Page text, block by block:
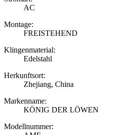
AC
Montage:
FREISTEHEND
Klingenmaterial:
Edelstahl
Herkunftsort:
Zhejiang, China
Markenname:
KÖNIG DER LÖWEN
Modellnummer: